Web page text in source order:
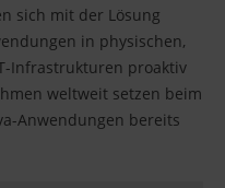
sich mit der Lösung
in physischen,
Infrastrukturen proaktiv
weltweit setzen beim
Anwendungen bereits